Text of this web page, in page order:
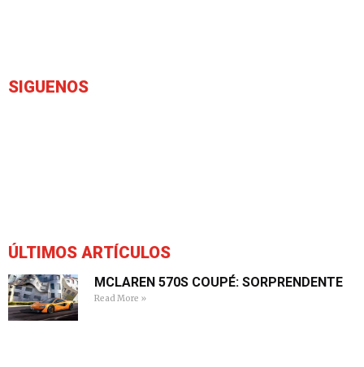
SIGUENOS
ÚLTIMOS ARTÍCULOS
MCLAREN 570S COUPÉ: SORPRENDENTE
Read More »